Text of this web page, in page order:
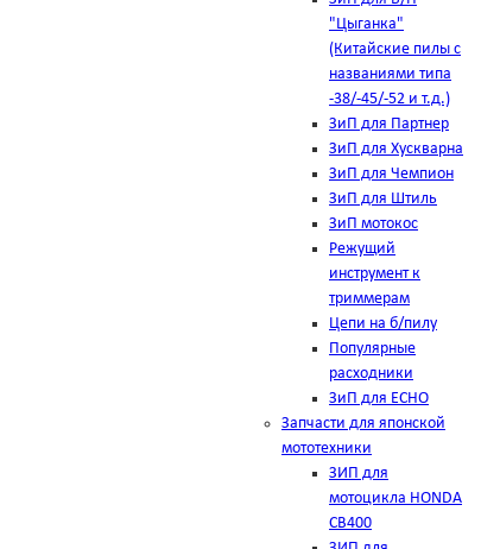
"Цыганка"
(Китайские пилы с
названиями типа
-38/-45/-52 и т.д.)
ЗиП для Партнер
ЗиП для Хускварна
ЗиП для Чемпион
ЗиП для Штиль
ЗиП мотокос
Режущий
инструмент к
триммерам
Цепи на б/пилу
Популярные
расходники
ЗиП для ЕСНО
Запчасти для японской
мототехники
ЗИП для
мотоцикла HONDA
CB400